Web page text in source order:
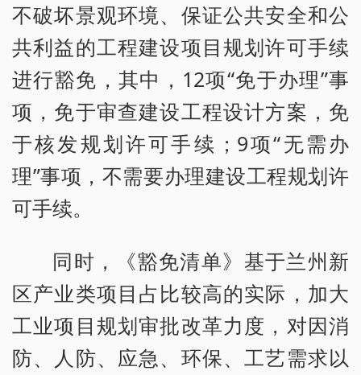
不破坏景观环境、保证公共安全和公
共利益的工程建设项目规划许可手续
进行豁免，其中，12项“免于办理”事
项，免于审查建设工程设计方案，免
于核发规划许可手续；9项“无需办
理”事项，不需要办理建设工程规划许
可手续。
同时，《豁免清单》基于兰州新
区产业类项目占比较高的实际，加大
工业项目规划审批改革力度，对因消
防、人防、应急、环保、工艺需求以